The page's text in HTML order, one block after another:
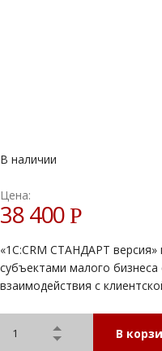
В наличии
Цена:
38 400Р
«1С:CRM СТАНДАРТ версия»
субъектами малого
взаимодействия с
В